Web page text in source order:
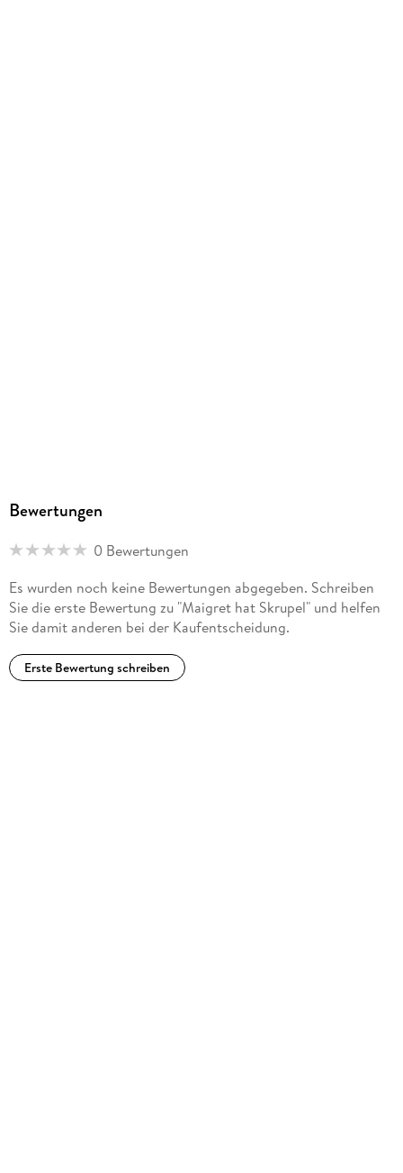
Bewertungen
0 Bewertungen
Es wurden noch keine Bewertungen abgegeben. Schreiben
Sie die erste Bewertung zu "Maigret hat Skrupel" und helfen
Sie damit anderen bei der Kaufentscheidung.
Erste Bewertung schreiben